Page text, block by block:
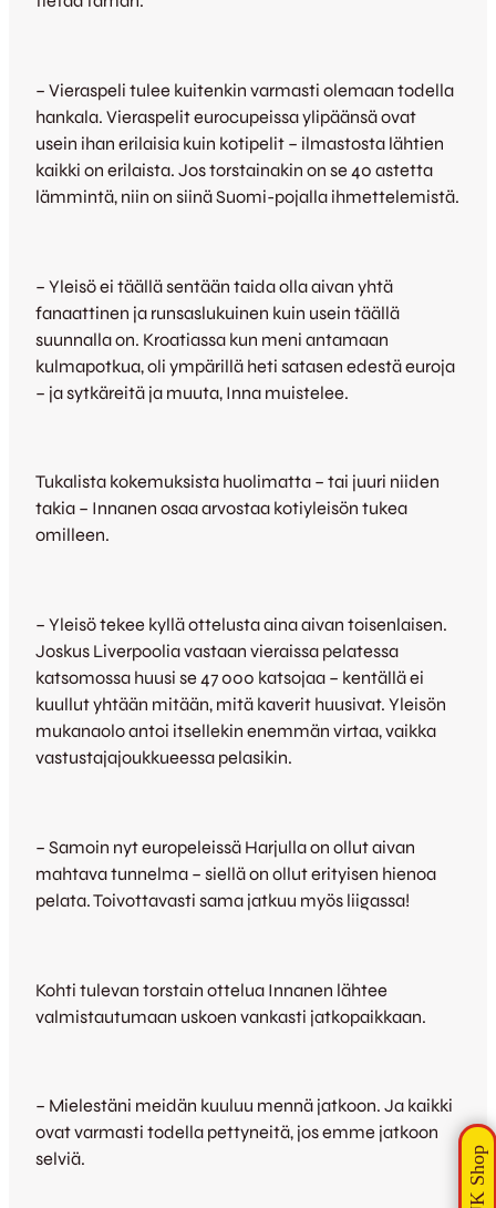
– Vieraspeli tulee kuitenkin varmasti olemaan todella
hankala. Vieraspelit eurocupeissa ylipäänsä ovat
usein ihan erilaisia kuin kotipelit – ilmastosta lähtien
kaikki on erilaista. Jos torstainakin on se 40 astetta
lämmintä, niin on siinä Suomi-pojalla ihmettelemistä.
– Yleisö ei täällä sentään taida olla aivan yhtä
fanaattinen ja runsaslukuinen kuin usein täällä
suunnalla on. Kroatiassa kun meni antamaan
kulmapotkua, oli ympärillä heti satasen edestä euroja
– ja sytkäreitä ja muuta, Inna muistelee.
Tukalista kokemuksista huolimatta – tai juuri niiden
takia – Innanen osaa arvostaa kotiyleisön tukea
omilleen.
– Yleisö tekee kyllä ottelusta aina aivan toisenlaisen.
Joskus Liverpoolia vastaan vieraissa pelatessa
katsomossa huusi se 47 000 katsojaa – kentällä ei
kuullut yhtään mitään, mitä kaverit huusivat. Yleisön
mukanaolo antoi itsellekin enemmän virtaa, vaikka
vastustajajoukkueessa pelasikin.
– Samoin nyt europeleissä Harjulla on ollut aivan
mahtava tunnelma – siellä on ollut erityisen hienoa
pelata. Toivottavasti sama jatkuu myös liigassa!
Kohti tulevan torstain ottelua Innanen lähtee
valmistautumaan uskoen vankasti jatkopaikkaan.
– Mielestäni meidän kuuluu mennä jatkoon. Ja kaikki
ovat varmasti todella pettyneitä, jos emme jatkoon
selviä.